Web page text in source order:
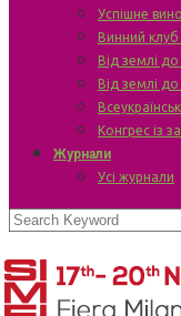
Успішне
Винний клуб
Від землі
Від землі
Конгрес із
Журнали
Усі журнали